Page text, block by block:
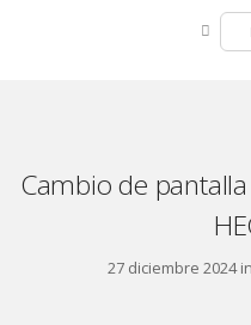
Cambio de
27 diciembre 2024 in